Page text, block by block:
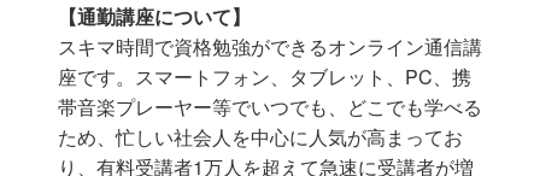
【通勤講座について】
スキマ時間で資格勉強ができるオンライン通信講
座です。スマートフォン、タブレット、PC、携
帯音楽プレーヤー等でいつでも、どこでも学べる
ため、忙しい社会人を中心に人気が高まってお
り、有料受講者1万人を超えて急速に受講者が増